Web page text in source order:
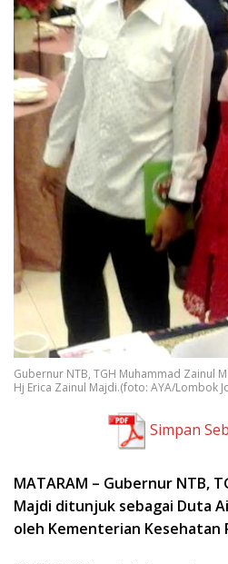
Gubernur NTB, TGH Muhammad Zainul
Hj Erica Zainul Majdi.(foto: AYA/Lombok
Simpan
MATARAM – Gubernur NTB,
Majdi ditunjuk sebagai Duta
oleh Kementerian Kesehatan